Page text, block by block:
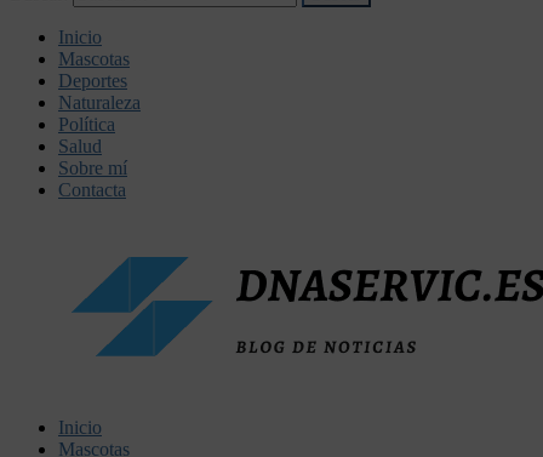
Inicio
Mascotas
Deportes
Naturaleza
Política
Salud
Sobre mí
Contacta
dnaservic.es
Inicio
Mascotas